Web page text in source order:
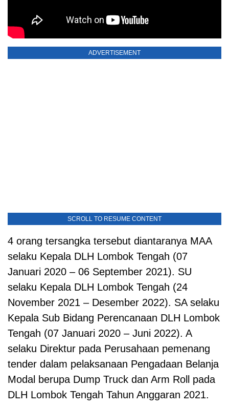
ADVERTISEMENT
SCROLL TO RESUME CONTENT
4 orang tersangka tersebut diantaranya MAA
selaku Kepala DLH Lombok Tengah (07
Januari 2020 – 06 September 2021). SU
selaku Kepala DLH Lombok Tengah (24
November 2021 – Desember 2022). SA selaku
Kepala Sub Bidang Perencanaan DLH Lombok
Tengah (07 Januari 2020 – Juni 2022). A
selaku Direktur pada Perusahaan pemenang
tender dalam pelaksanaan Pengadaan Belanja
Modal berupa Dump Truck dan Arm Roll pada
DLH Lombok Tengah Tahun Anggaran 2021.